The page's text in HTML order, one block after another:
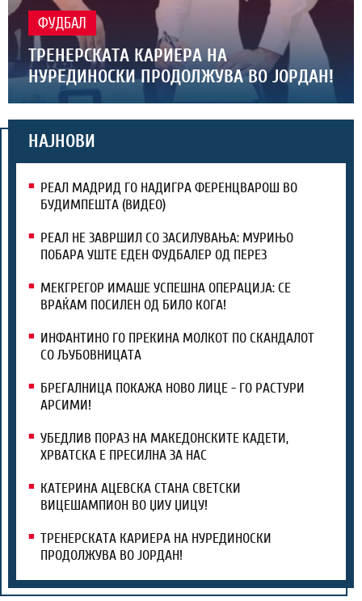
ФУДБАЛ
ТРЕНЕРСКАТА КАРИЕРА НА
НУРЕДИНОСКИ ПРОДОЛЖУВА ВО ЈОРДАН!
НАЈНОВИ
РЕАЛ МАДРИД ГО НАДИГРА ФЕРЕНЦВАРОШ ВО
БУДИМПЕШТА (ВИДЕО)
РЕАЛ НЕ ЗАВРШИЛ СО ЗАСИЛУВАЊА: МУРИЊО
ПОБАРА УШТЕ ЕДЕН ФУДБАЛЕР ОД ПЕРЕЗ
МЕКГРЕГОР ИМАШЕ УСПЕШНА ОПЕРАЦИЈА: СЕ
ВРАЌАМ ПОСИЛЕН ОД БИЛО КОГА!
ИНФАНТИНО ГО ПРЕКИНА МОЛКОТ ПО СКАНДАЛОТ
СО ЉУБОВНИЦАТА
БРЕГАЛНИЦА ПОКАЖА НОВО ЛИЦЕ - ГО РАСТУРИ
АРСИМИ!
УБЕДЛИВ ПОРАЗ НА МАКЕДОНСКИТЕ КАДЕТИ,
ХРВАТСКА Е ПРЕСИЛНА ЗА НАС
КАТЕРИНА АЦЕВСКА СТАНА СВЕТСКИ
ВИЦЕШАМПИОН ВО ЏИУ ЏИЦУ!
ТРЕНЕРСКАТА КАРИЕРА НА НУРЕДИНОСКИ
ПРОДОЛЖУВА ВО ЈОРДАН!